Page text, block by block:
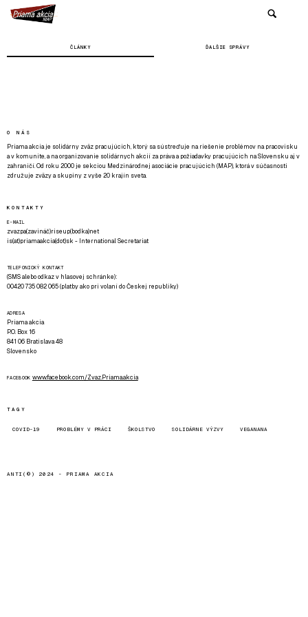
ČLÁNKY ĎALŠIE SPRÁVY
O NÁS
Priama akcia je solidárny zväz pracujúcich, ktorý sa sústreďuje na riešenie problémov na pracovisku
a v komunite, a na organizovanie solidárnych akcií za práva a požiadavky pracujúcich na Slovensku aj v
zahraničí. Od roku 2000 je sekciou Medzinárodnej asociácie pracujúcich (MAP), ktorá v súčasnosti
združuje zväzy a skupiny z vyše 20 krajín sveta.
KONTAKTY
E-MAIL
zvazpa(zavináč)riseup(bodka)net
is(at)priamaakcia(dot)sk - International Secretariat
TELEFONICKÝ KONTAKT
(SMS alebo odkaz v hlasovej schránke):
00420 735 082 065 (platby ako pri volaní do Českej republiky)
ADRESA
Priama akcia
P.O. Box 16
841 06 Bratislava 48
Slovensko
FACEBOOK www.facebook.com/Zvaz.Priama.akcia
TAGY
COVID-19 PROBLÉMY V PRÁCI ŠKOLSTVO SOLIDÁRNE VÝZVY VEGANANA
ANTI(©) 2024 - PRIAMA AKCIA